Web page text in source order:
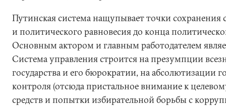
Путинская система нащупывает точки сохранения
и политического равновесия до конца
Основным актором и главным работодателем
Система управления строится на презумпции
государства и его бюрократии, на абсолютизации
контроля (отсюда пристальное внимание к
средств и попытки избирательной борьбы с